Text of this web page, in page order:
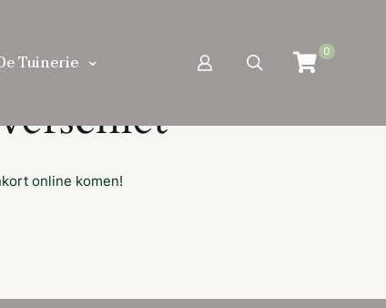
Tuinerie 0
online komen!